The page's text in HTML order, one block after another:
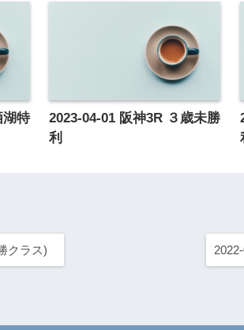
湖特
2023-04-01 阪神3R ３歳未勝
利
クラス)